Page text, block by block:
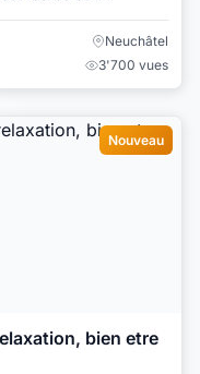
Neuchâtel
3'700 vues
Nouveau
bien etre